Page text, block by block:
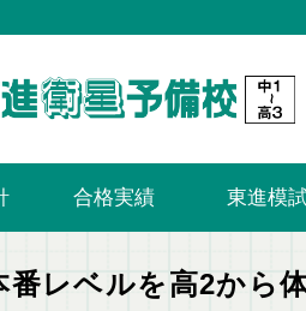
合格実績 東進模
番レベルを高2から